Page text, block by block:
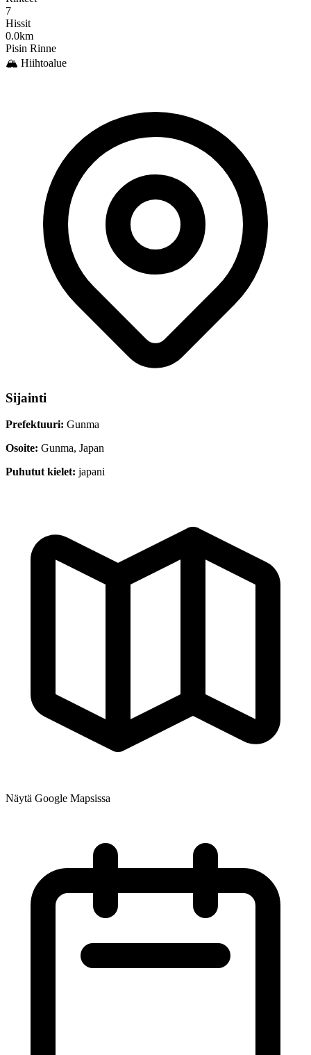
7
Hissit
0.0km
Pisin Rinne
🏔️ Hiihtoalue
Sijainti
Prefektuuri: Gunma
Osoite: Gunma, Japan
Puhutut kielet: japani
Näytä Google Mapsissa